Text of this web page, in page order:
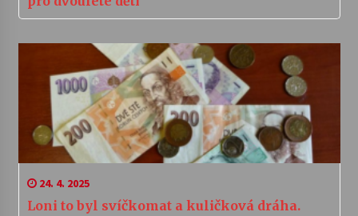
24. 4. 2025
Loni to byl svíčkomat a kuličková dráha.